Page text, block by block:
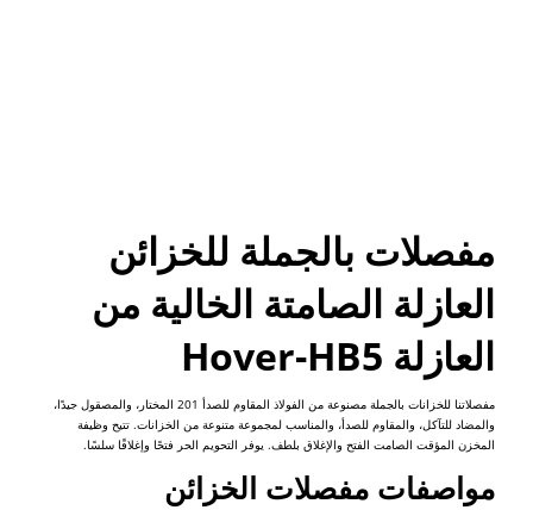
مفصلات بالجملة للخزائن
العازلة الصامتة الخالية من
العازلة Hover-HB5
مفصلاتنا للخزانات بالجملة مصنوعة من الفولاذ المقاوم للصدأ 201 المختار، والمصقول جيدًا،
والمضاد للتآكل، والمقاوم للصدأ، والمناسب لمجموعة متنوعة من الخزانات. تتيح وظيفة
المخزن المؤقت الصامت الفتح والإغلاق بلطف. يوفر التحويم الحر فتحًا وإغلاقًا سلسًا.
مواصفات مفصلات الخزائن